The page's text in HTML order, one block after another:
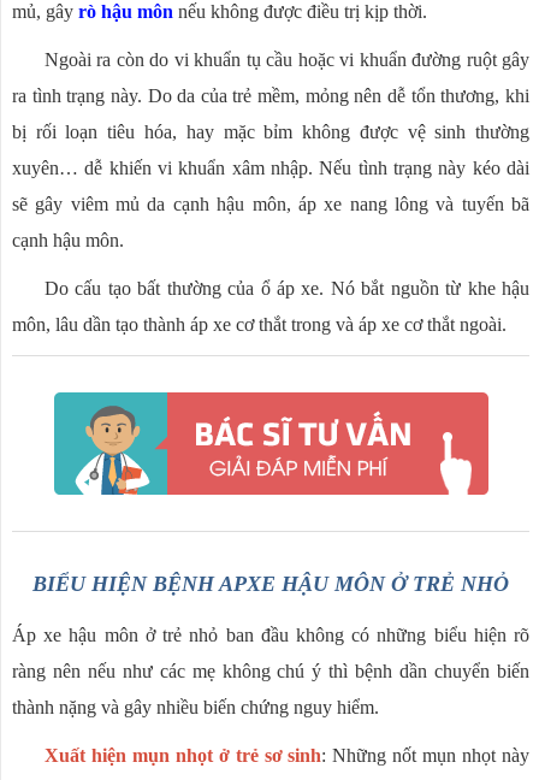
mủ, gây rò hậu môn nếu không được điều trị kịp thời.
Ngoài ra còn do vi khuẩn tụ cầu hoặc vi khuẩn đường ruột gây
ra tình trạng này. Do da của trẻ mềm, mỏng nên dễ tổn thương, khi
bị rối loạn tiêu hóa, hay mặc bỉm không được vệ sinh thường
xuyên… dễ khiến vi khuẩn xâm nhập. Nếu tình trạng này kéo dài
sẽ gây viêm mủ da cạnh hậu môn, áp xe nang lông và tuyến bã
cạnh hậu môn.
Do cấu tạo bất thường của ổ áp xe. Nó bắt nguồn từ khe hậu
môn, lâu dần tạo thành áp xe cơ thắt trong và áp xe cơ thắt ngoài.
BIỂU HIỆN BỆNH APXE HẬU MÔN Ở TRẺ NHỎ
Áp xe hậu môn ở trẻ nhỏ ban đầu không có những biểu hiện rõ
ràng nên nếu như các mẹ không chú ý thì bệnh dần chuyển biến
thành nặng và gây nhiều biến chứng nguy hiểm.
Xuất hiện mụn nhọt ở trẻ sơ sinh: Những nốt mụn nhọt này